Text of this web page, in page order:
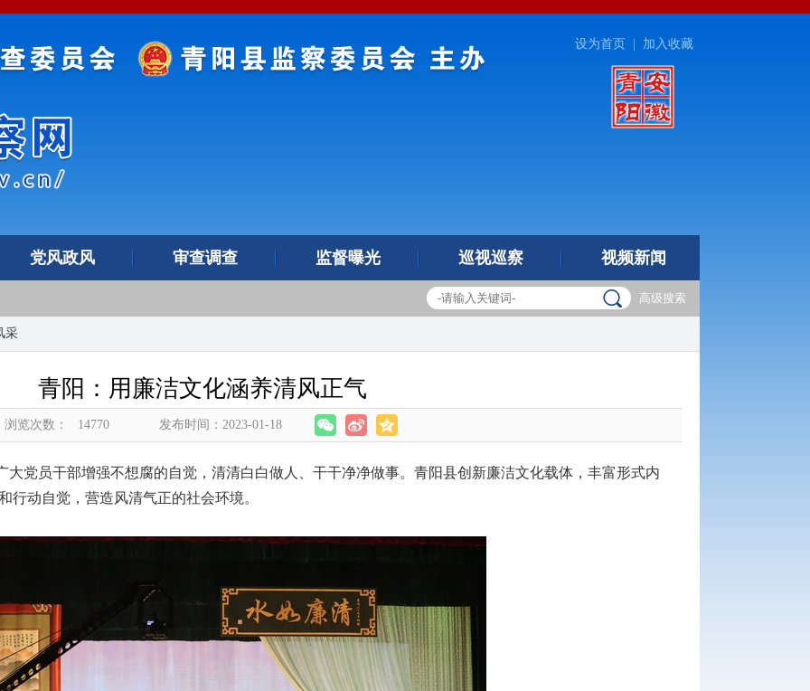
设为首页 加入收藏
党风政风 审查调查 监督曝光 巡视巡察 视频新闻
高级搜索
采
青阳：用廉洁文化涵养清风正气
浏览次数： 14770 发布时间：2023-01-18
大党员干部增强不想腐的自觉，清清白白做人、干干净净做事。青阳县创新廉洁文化载体，丰富形式内
行动自觉，营造风清气正的社会环境。